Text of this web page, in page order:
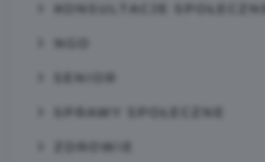
KONSULTACJE SPOŁECZNE
SPRAWY SPOŁECZNE
ZDROWIE